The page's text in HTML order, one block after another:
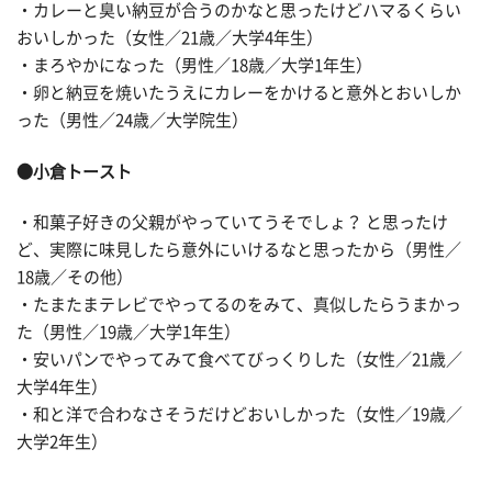
・カレーと臭い納豆が合うのかなと思ったけどハマるくらい
おいしかった（女性／21歳／大学4年生）
・まろやかになった（男性／18歳／大学1年生）
・卵と納豆を焼いたうえにカレーをかけると意外とおいしか
った（男性／24歳／大学院生）
●小倉トースト
・和菓子好きの父親がやっていてうそでしょ？ と思ったけ
ど、実際に味見したら意外にいけるなと思ったから（男性／
18歳／その他）
・たまたまテレビでやってるのをみて、真似したらうまかっ
た（男性／19歳／大学1年生）
・安いパンでやってみて食べてびっくりした（女性／21歳／
大学4年生）
・和と洋で合わなさそうだけどおいしかった（女性／19歳／
大学2年生）